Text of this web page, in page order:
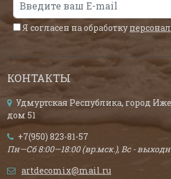
Я согласен на обработку
КОНТАКТЫ
Удмуртская Республика, город
дом 51
+7(950) 823-81-57
Пн—Сб 8:00—18:00 (вр.мск.), Вс -
artdecomix@mail.ru